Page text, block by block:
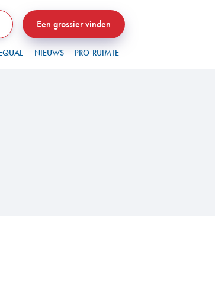
Een grossier vinden
NIEUWS PRO-RUIMTE